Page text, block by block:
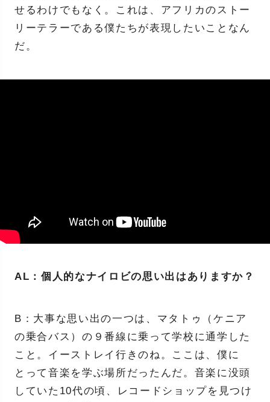
せるわけでもなく。これは、アフリカのストー
リーテラーである僕たちが表現したいことなん
だ。
AL：個人的なナイロビの思い出はありますか？
B：大事な思い出の一つは、マタトゥ（ケニア
の乗合バス）の９番線に乗って学校に通学した
こと。イーストレイ行きのね。ここは、僕に
とって音楽を学ぶ場所だったんだ。音楽に没頭
していた10代の頃、レコードショップを見つけ